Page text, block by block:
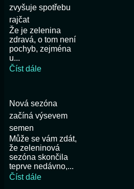
zvyšuje spotřebu
rajčat
Že je zelenina
zdravá, o tom není
pochyb, zejména
u...
Číst dále
Nová sezóna
začíná výsevem
semen
Může se vám zdát,
že zeleninová
sezóna skončila
teprve nedávno,...
Číst dále